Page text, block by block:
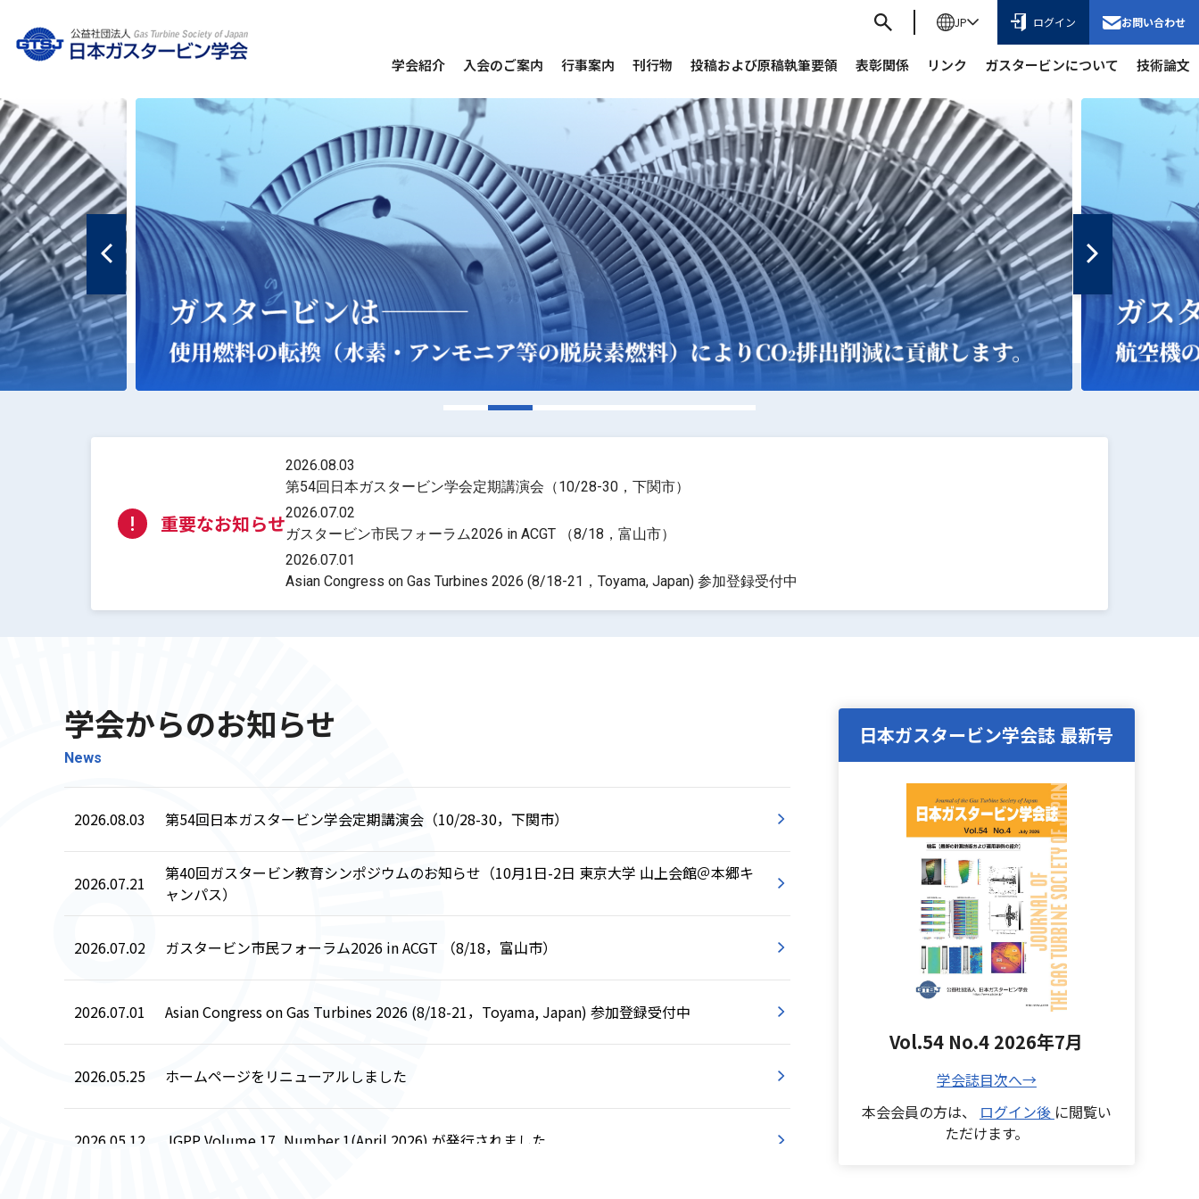
JP ログイン お問い合わせ
学会紹介 入会のご案内 行事案内 刊行物 投稿および原稿執筆要領 表彰関係 リンク ガスタービンについて 技術論文
重要なお知らせ
2026.08.03
第54回日本ガスタービン学会定期講演会（10/28-30，下関市）
2026.07.02
ガスタービン市民フォーラム2026 in ACGT （8/18，富山市）
2026.07.01
Asian Congress on Gas Turbines 2026 (8/18-21，Toyama, Japan) 参加登録受付中
学会からのお知らせ
News
2026.08.03 第54回日本ガスタービン学会定期講演会（10/28-30，下関市）
2026.07.21
第40回ガスタービン教育シンポジウムのお知らせ（10月1日-2日 東京大学 山上会館＠本郷キ
ャンパス）
2026.07.02 ガスタービン市民フォーラム2026 in ACGT （8/18，富山市）
2026.07.01 Asian Congress on Gas Turbines 2026 (8/18-21，Toyama, Japan) 参加登録受付中
2026.05.25 ホームページをリニューアルしました
2026.05.12 JGPP Volume 17, Number 1(April 2026) が発行されました
日本ガスタービン学会誌 最新号
Vol.54 No.4 2026年7月
学会誌目次へ→
本会会員の方は、 ログイン後 に閲覧い
ただけます。